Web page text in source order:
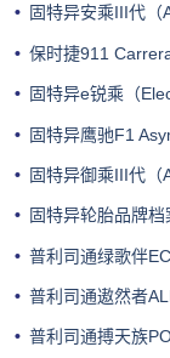
固特异安乘III代（Assurance MaxGuard）轮胎型
保时捷911 Carrera首次原厂
固特异e锐乘（ElectricDrive）新能源汽车轮胎型
固特异鹰驰F1 Asymmetric 6轮胎型号档案：
固特异御乘III代（Assurance ComfortTred）轮胎
固特异轮胎品牌档案：品牌背景、
普利司通绿歌伴ECOPIA EP300轮胎型号档
普利司通遨然者ALENZA 001轮胎型号档案
普利司通搏天族POTENZA Sport轮胎型号档案